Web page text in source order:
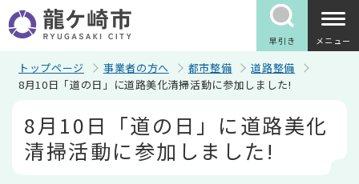
の
ペ
早引き メニュー
トップページ 事業者の方へ 都市整備
道路整備
8月10日「道の日」に道路美化清掃活動に参加しました!
8月10日「道の日」に道路美化
清掃活動に参加しました!